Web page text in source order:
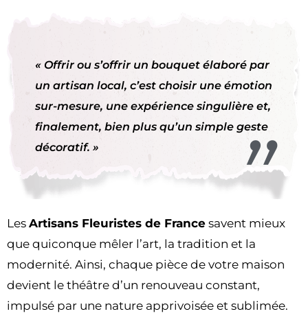
« Offrir ou s’offrir un bouquet élaboré par
un artisan local, c’est choisir une émotion
sur-mesure, une expérience singulière et,
finalement, bien plus qu’un simple geste
décoratif. »
Les Artisans Fleuristes de France savent mieux
que quiconque mêler l’art, la tradition et la
modernité. Ainsi, chaque pièce de votre maison
devient le théâtre d’un renouveau constant,
impulsé par une nature apprivoisée et sublimée.